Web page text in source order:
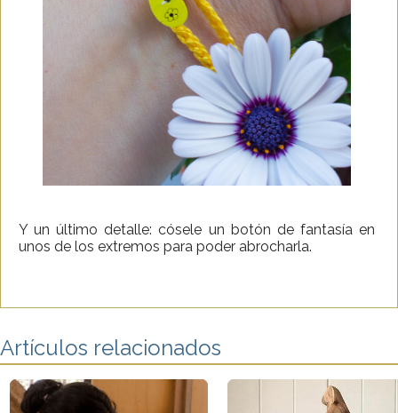
Y un último detalle: cósele un botón de fantasía en
unos de los extremos para poder abrocharla.
Artículos relacionados